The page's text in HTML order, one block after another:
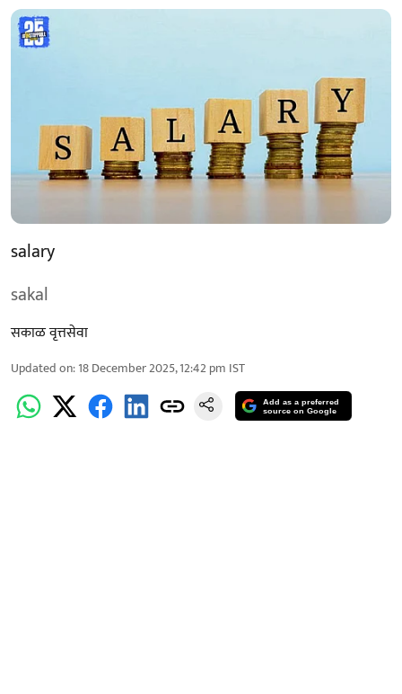
salary
sakal
सकाळ वृत्तसेवा
Updated on:18 December 2025, 12:42 pm IST
Add as a preferred
source on Google